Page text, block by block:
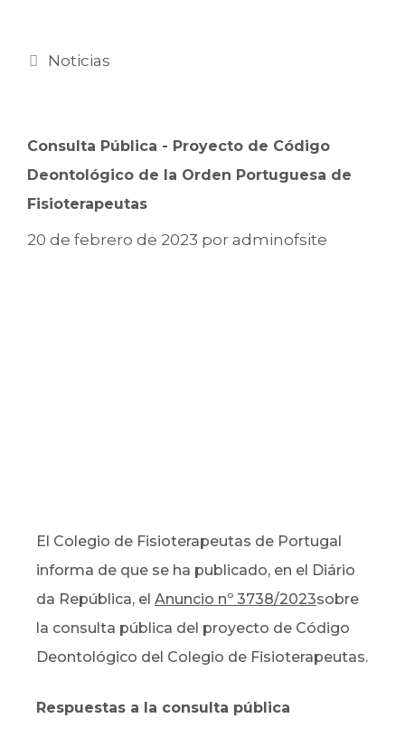
Noticias
Consulta Pública - Proyecto de Código
Deontológico de la Orden Portuguesa de
Fisioterapeutas
20 de febrero de 2023 por adminofsite
El Colegio de Fisioterapeutas de Portugal
informa de que se ha publicado, en el Diário
da República, el Anuncio nº 3738/2023sobre
la consulta pública del proyecto de Código
Deontológico del Colegio de Fisioterapeutas.
Respuestas a la consulta pública